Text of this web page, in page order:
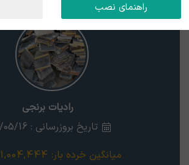
رادیات برنجی
تاریخ بروزرسانی : 05/05/16
میانگین خرده بار: 1,004,444
راهنمای نصب